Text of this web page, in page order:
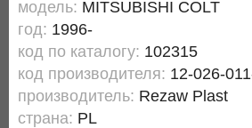
модель: MITSUBISHI COLT
год: 1996-
код по каталогу: 102315
код производителя: 12-026-
производитель: Rezaw Plast
страна: PL